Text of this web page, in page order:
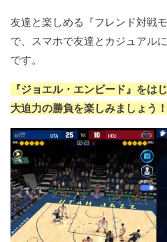
友達と楽しめる『フレンド対戦
で、スマホで友達とカジュアル
です。
『ジョエル・エンビード』をは
大迫力の勝負を楽しみましょう！